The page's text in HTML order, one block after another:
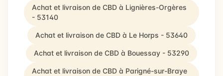
Achat et livraison de CBD à Lignières-Orgères
- 53140
Achat et livraison de CBD à Le Horps - 53640
Achat et livraison de CBD à Bouessay - 53290
Achat et livraison de CBD à Parigné-sur-Braye